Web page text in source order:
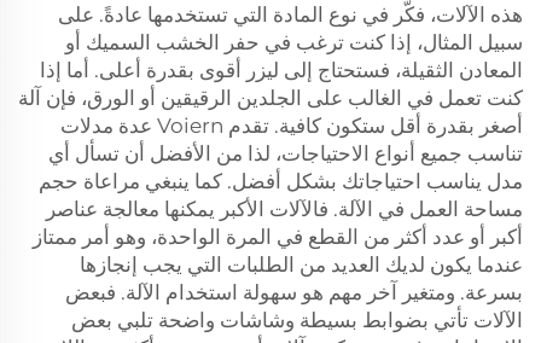
هذه الآلات، فكّر في نوع المادة التي تستخدمها عادةً. على
سبيل المثال، إذا كنت ترغب في حفر الخشب السميك أو
المعادن الثقيلة، فستحتاج إلى ليزر أقوى بقدرة أعلى. أما إذا
كنت تعمل في الغالب على الجلدين الرقيقين أو الورق، فإن آلة
أصغر بقدرة أقل ستكون كافية. تقدم Voiern عدة مدلات
تناسب جميع أنواع الاحتياجات، لذا من الأفضل أن تسأل أي
مدل يناسب احتياجاتك بشكل أفضل. كما ينبغي مراعاة حجم
مساحة العمل في الآلة. فالآلات الأكبر يمكنها معالجة عناصر
أكبر أو عدد أكثر من القطع في المرة الواحدة، وهو أمر ممتاز
عندما يكون لديك العديد من الطلبات التي يجب إنجازها
بسرعة. ومتغير آخر مهم هو سهولة استخدام الآلة. فبعض
الآلات تأتي بضوابط بسيطة وشاشات واضحة تلبي بعض